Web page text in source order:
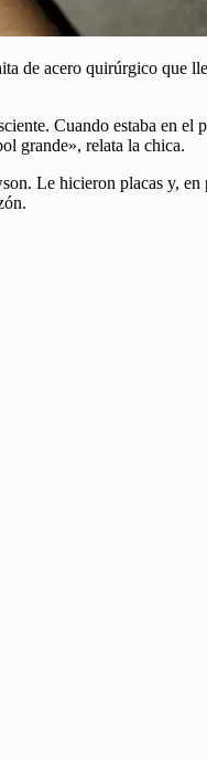
de acero quirúrgico que
Cuando estaba en el
grande», relata la chica.
Le hicieron placas y,